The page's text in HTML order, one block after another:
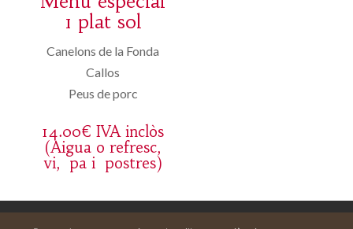
1 plat sol
Canelons de la Fonda
Callos
Peus de porc
14.00€ IVA inclòs
(Aigua o refresc,
vi, pa i postres)